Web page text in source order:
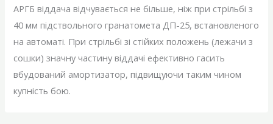
АРГБ віддача відчувається не більше, ніж при стрільбі з
40 мм підствольного гранатомета ДП-25, встановленого
на автоматі. При стрільбі зі стійких положень (лежачи з
сошки) значну частину віддачі ефективно гасить
вбудований амортизатор, підвищуючи таким чином
купність бою.